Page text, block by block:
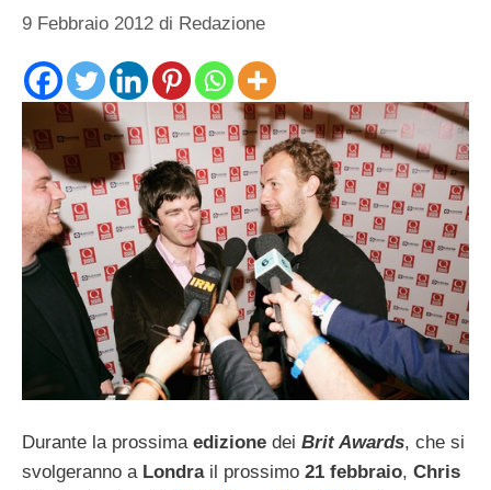
9 Febbraio 2012 di Redazione
Durante la prossima edizione dei Brit Awards, che si
svolgeranno a Londrail prossimo 21 febbraio, Chris